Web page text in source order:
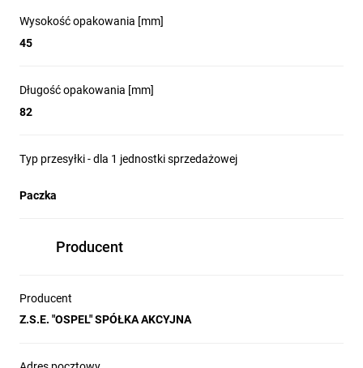
Wysokość opakowania [mm]
45
Długość opakowania [mm]
82
Typ przesyłki - dla 1 jednostki sprzedażowej
Paczka
Producent
Producent
Z.S.E. "OSPEL" SPÓŁKA AKCYJNA